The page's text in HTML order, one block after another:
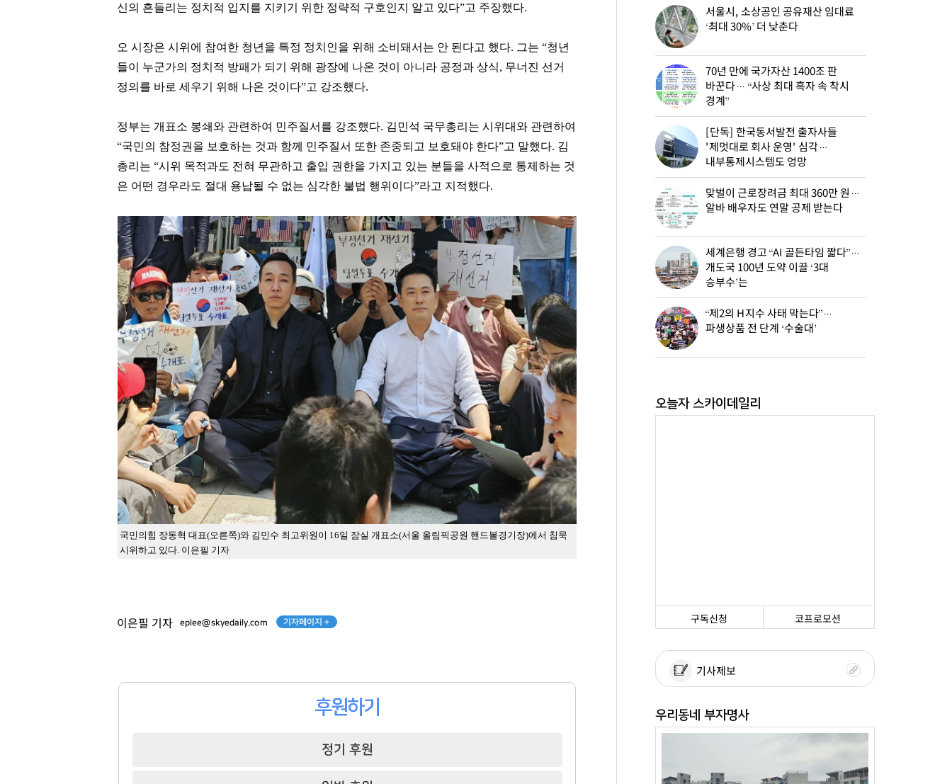
넷마블
팬클럽 참여
아워홈
팬클럽 참여
더본코리아
팬클럽 참여
KB국민은행
팬클럽 참여
LG 트윈스
팬클럽 참여
신의 흔들리는 정치적 입지를 지키기 위한 정략적 구호인지 알고 있다”고 주장했다.
오 시장은 시위에 참여한 청년을 특정 정치인을 위해 소비돼서는 안 된다고 했다. 그는 “청년
들이 누군가의 정치적 방패가 되기 위해 광장에 나온 것이 아니라 공정과 상식, 무너진 선거
정의를 바로 세우기 위해 나온 것이다”고 강조했다.
정부는 개표소 봉쇄와 관련하여 민주질서를 강조했다. 김민석 국무총리는 시위대와 관련하여
“국민의 참정권을 보호하는 것과 함께 민주질서 또한 존중되고 보호돼야 한다”고 말했다. 김
총리는 “시위 목적과도 전혀 무관하고 출입 권한을 가지고 있는 분들을 사적으로 통제하는 것
은 어떤 경우라도 절대 용납될 수 없는 심각한 불법 행위이다”라고 지적했다.
국민의힘 장동혁 대표(오른쪽)와 김민수 최고위원이 16일 잠실 개표소(서울 올림픽공원 핸드볼경기장)에서 침묵
시위하고 있다. 이은필 기자
이은필 기자 eplee@skyedaily.com 기자페이지 +
후원하기
정기 후원
서울시, 소상공인 공유재산 임대료
‘최대 30%’ 더 낮춘다
70년 만에 국가자산 1400조 판
바꾼다… “사상 최대 흑자 속 착시
경계”
[단독] 한국동서발전 출자사들
'제멋대로 회사 운영' 심각…
내부통제시스템도 엉망
맞벌이 근로장려금 최대 360만 원…
알바 배우자도 연말 공제 받는다
세계은행 경고 “AI 골든타임 짧다”…
개도국 100년 도약 이끌 ‘3대
승부수’는
“제2의 H지수 사태 막는다”…
파생상품 전 단계 ‘수술대’
오늘자 스카이데일리
구독신청 코프로모션
기사제보
우리동네 부자명사